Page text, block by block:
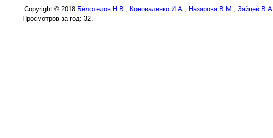
Copyright © 2018 Белотелов Н.В. Коноваленко И.А. Назарова В.М.
Зайцев В.А.
Просмотров за год: 32.